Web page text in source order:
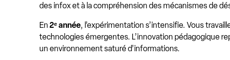
des infox et à la compréhension des mécanismes de
En 2ᵉ année, l’expérimentation s’intensifie. Vous
technologies émergentes. L’innovation pédagogique
un environnement saturé d’informations.